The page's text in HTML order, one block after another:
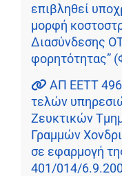
επιβληθεί
μορφή
Διασύνδεσης
φορητότητας”
ΑΠ ΕΕΤΤ
τελών
Ζευκτικών
Γραμμών
σε εφαρμογή
401/014/